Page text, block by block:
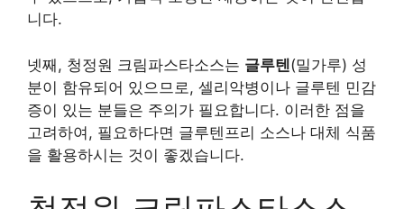
니다.
넷째, 청정원 크림파스타소스는 글루텐(밀가루) 성
분이 함유되어 있으므로, 셀리악병이나 글루텐 민감
증이 있는 분들은 주의가 필요합니다. 이러한 점을
고려하여, 필요하다면 글루텐프리 소스나 대체 식품
을 활용하시는 것이 좋겠습니다.